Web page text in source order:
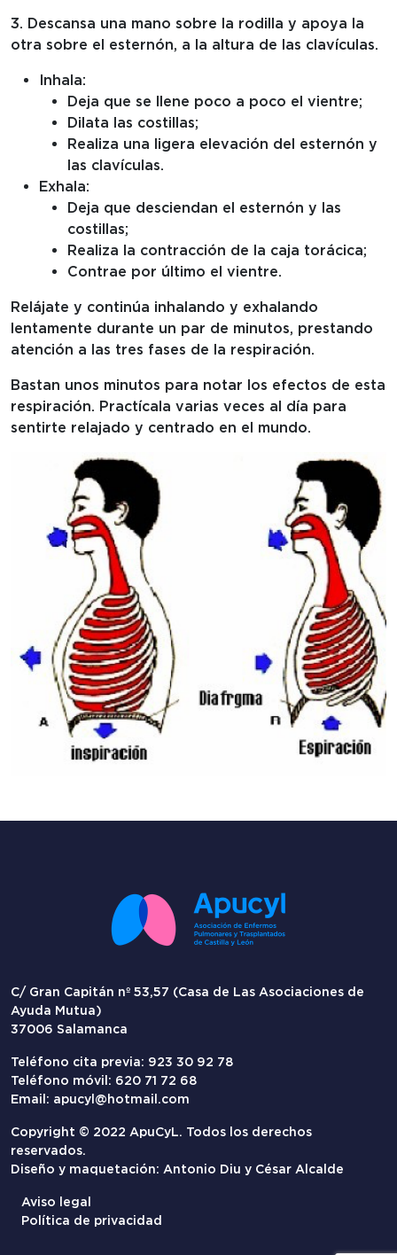
3. Descansa una mano sobre la rodilla y apoya la
otra sobre el esternón, a la altura de las clavículas.
Inhala:
Deja que se llene poco a poco el vientre;
Dilata las costillas;
Realiza una ligera elevación del esternón y
las clavículas.
Exhala:
Deja que desciendan el esternón y las
costillas;
Realiza la contracción de la caja torácica;
Contrae por último el vientre.
Relájate y continúa inhalando y exhalando
lentamente durante un par de minutos, prestando
atención a las tres fases de la respiración.
Bastan unos minutos para notar los efectos de esta
respiración. Practícala varias veces al día para
sentirte relajado y centrado en el mundo.
C/ Gran Capitán nº 53,57 (Casa de Las Asociaciones de
Ayuda Mutua)
37006 Salamanca
Teléfono cita previa: 923 30 92 78
Teléfono móvil: 620 71 72 68
Email: apucyl@hotmail.com
Copyright © 2022 ApuCyL. Todos los derechos
reservados.
Diseño y maquetación: Antonio Diu y César Alcalde
Aviso legal
Política de privacidad